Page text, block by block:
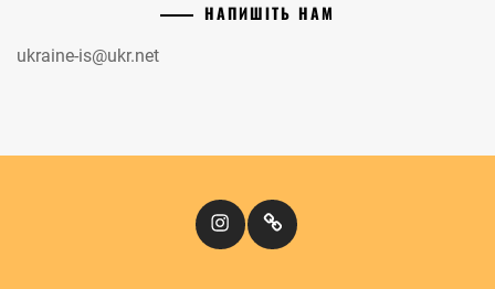
НАПИШІТЬ НАМ
ukraine-is@ukr.net
InstagramКіномандри